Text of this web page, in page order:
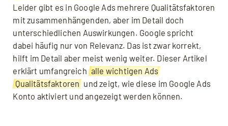
Leider gibt es in Google Ads mehrere Qualitätsfaktoren
mit zusammenhängenden, aber im Detail doch
unterschiedlichen Auswirkungen. Google spricht
dabei häufig nur von Relevanz. Das ist zwar korrekt,
hilft im Detail aber meist wenig weiter. Dieser Artikel
erklärt umfangreich alle wichtigen Ads
Qualitätsfaktoren und zeigt, wie diese im Google Ads
Konto aktiviert und angezeigt werden können.